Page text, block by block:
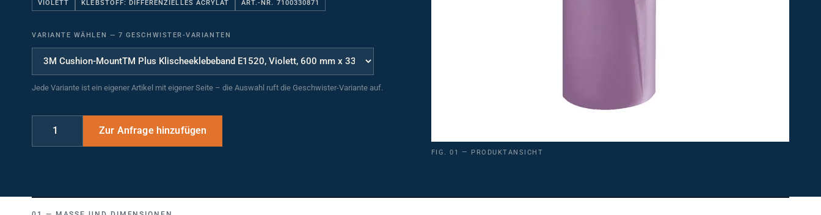
VARIANTE WÄHLEN
Jede Variante ist ein eigener Artikel mit eigener Seite – die Auswahl ruft die Geschwister-Variante auf.
MASSE UND DIMENSIONEN